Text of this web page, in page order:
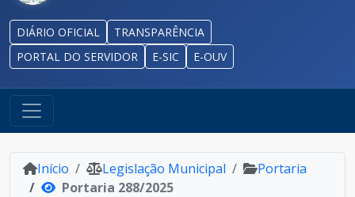
DIÁRIO OFICIAL
TRANSPARÊNCIA
PORTAL DO SERVIDOR
E-SIC E-OUV
Início Legislação Municipal
Portaria
Portaria 288/2025